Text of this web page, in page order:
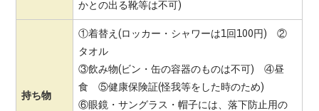
かとの出る靴等は不可)
持ち物
①着替え(ロッカー・シャワーは1回100円) ②
タオル
③飲み物(ビン・缶の容器のものは不可) ④昼
食 ⑤健康保険証(怪我等をした時のため)
⑥眼鏡・サングラス・帽子には、落下防止用の